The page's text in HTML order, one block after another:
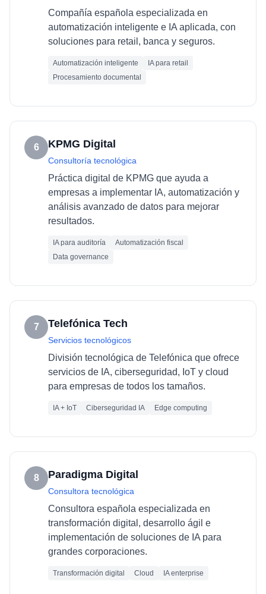
Compañía española especializada en
automatización inteligente e IA aplicada, con
soluciones para retail, banca y seguros.
Automatización inteligente
IA para retail
Procesamiento documental
6 KPMG Digital
Consultoría tecnológica
Práctica digital de KPMG que ayuda a
empresas a implementar IA, automatización y
análisis avanzado de datos para mejorar
resultados.
IA para auditoría
Automatización fiscal
Data governance
7 Telefónica Tech
Servicios tecnológicos
División tecnológica de Telefónica que ofrece
servicios de IA, ciberseguridad, IoT y cloud
para empresas de todos los tamaños.
IA + IoT Ciberseguridad IA Edge computing
8 Paradigma Digital
Consultora tecnológica
Consultora española especializada en
transformación digital, desarrollo ágil e
implementación de soluciones de IA para
grandes corporaciones.
Transformación digital Cloud IA enterprise